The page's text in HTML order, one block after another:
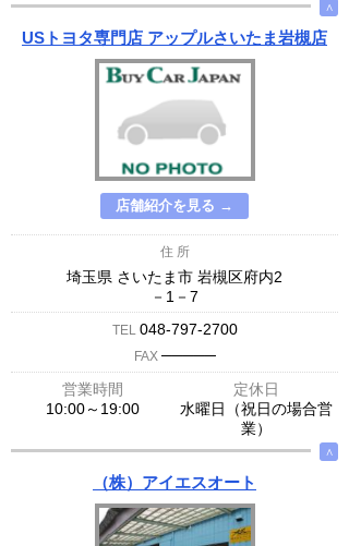
∧
USトヨタ専門店 アップルさいたま岩槻店
店舗紹介を見る →
住 所
埼玉県 さいたま市 岩槻区府内2
－1－7
TEL 048-797-2700
FAX ─────
営業時間
定休日
10:00～19:00
水曜日（祝日の場合営
業）
∧
（株）アイエスオート